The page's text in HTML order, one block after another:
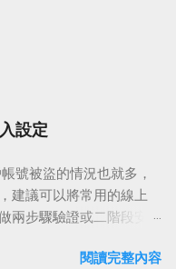
設定
號被盜的情況也就多，
建議可以將常用的線上
兩步驟驗證或二階段安
、露天、淘寶與這裡要介
閱讀完整內容